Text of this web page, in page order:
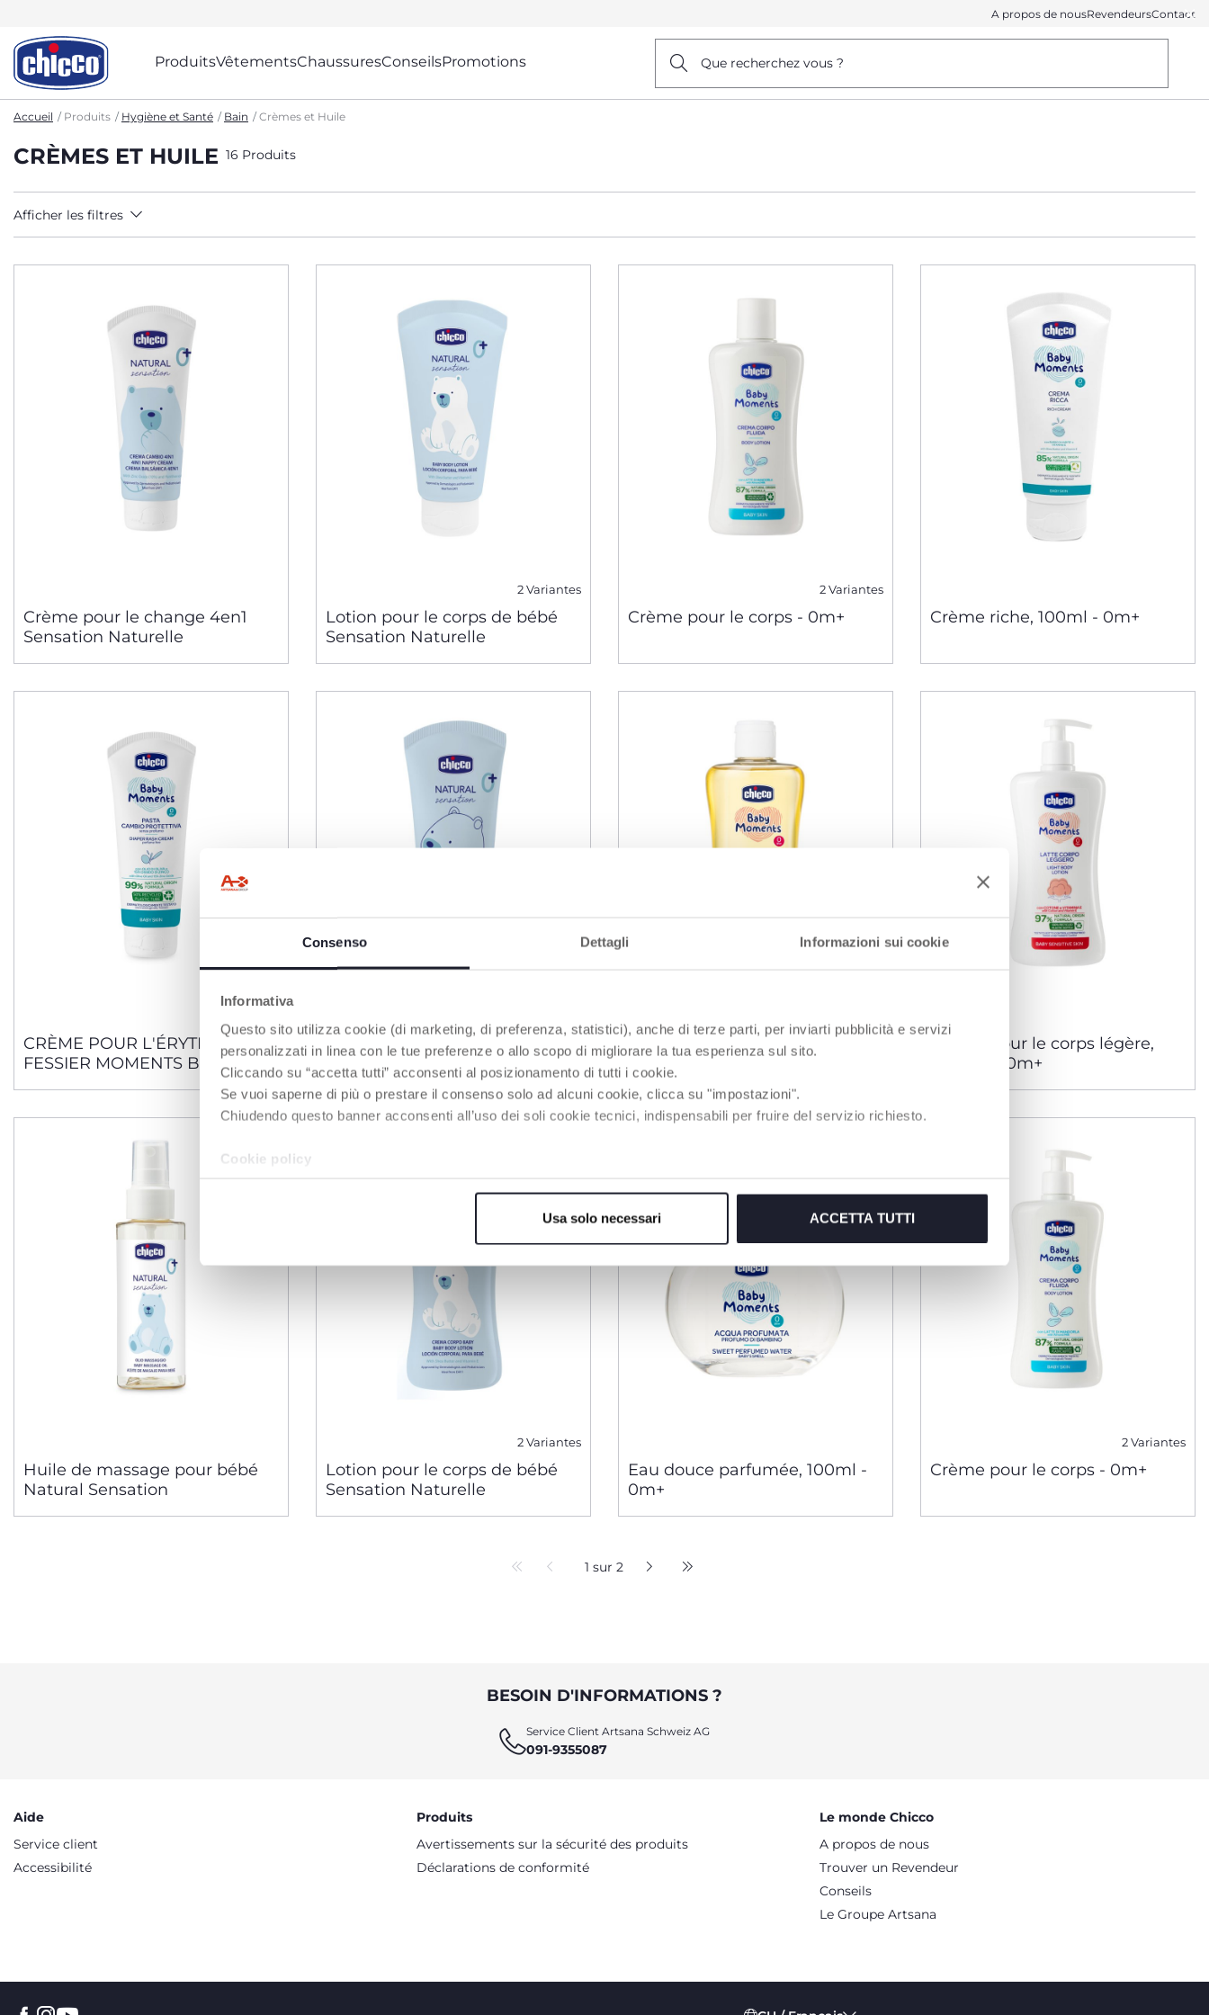
Consenso Dettagli Informazioni sui cookie
Informativa
Questo sito utilizza cookie (di marketing, di preferenza, statistici), anche di terze parti, per inviarti pubblicità e servizi
personalizzati in linea con le tue preferenze o allo scopo di migliorare la tua esperienza sul sito.
Cliccando su “accetta tutti” acconsenti al posizionamento di tutti i cookie.
Se vuoi saperne di più o prestare il consenso solo ad alcuni cookie, clicca su "impostazioni".
Chiudendo questo banner acconsenti all’uso dei soli cookie tecnici, indispensabili per fruire del servizio richiesto.
Cookie policy
Usa solo necessari ACCETTA TUTTI
A propos de nousRevendeursContact
ProduitsVêtementsChaussuresConseilsPromotions Que recherchez vous ?
Accueil Produits Hygiène et Santé Bain Crèmes et Huile
CRÈMES ET HUILE 16 Produits
Afficher les filtres
Crème pour le change 4en1
Sensation Naturelle
2 Variantes
Lotion pour le corps de bébé
Sensation Naturelle
2 Variantes
Crème pour le corps - 0m+ Crème riche, 100ml - 0m+
CRÈME POUR L'ÉRYTHÈME
FESSIER MOMENTS BÉBÉ
Crème pour le visage de bébé
Natural Sensation
Huile de bain, 200 ml. - 0m+
Crème pour le corps légère,
500 ml. - 0m+
Huile de massage pour bébé
Natural Sensation
2 Variantes
Lotion pour le corps de bébé
Sensation Naturelle
Eau douce parfumée, 100ml -
0m+
2 Variantes
Crème pour le corps - 0m+
1 sur 2
BESOIN D'INFORMATIONS ?
Service Client Artsana Schweiz AG
091-9355087
Aide
Service client
Accessibilité
Produits
Avertissements sur la sécurité des produits
Déclarations de conformité
Le monde Chicco
A propos de nous
Trouver un Revendeur
Conseils
Le Groupe Artsana